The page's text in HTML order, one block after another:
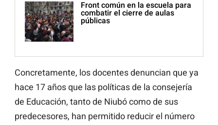
Front común en la escuela para
combatir el cierre de aulas
públicas
Concretamente, los docentes denuncian que ya
hace 17 años que las políticas de la consejería
de Educación, tanto de Niubó como de sus
predecesores, han permitido reducir el número